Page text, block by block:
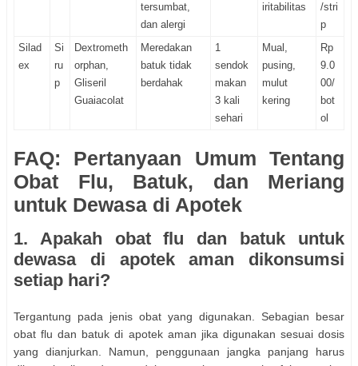
tersumbat,
dan alergi
iritabilitas
/stri
p
Silad
ex
Si
ru
p
Dextrometh
orphan,
Gliseril
Guaiacolat
Meredakan
batuk tidak
berdahak
1
sendok
makan
3 kali
sehari
Mual,
pusing,
mulut
kering
Rp
9.0
00/
bot
ol
FAQ: Pertanyaan Umum Tentang
Obat Flu, Batuk, dan Meriang
untuk Dewasa di Apotek
1. Apakah obat flu dan batuk untuk
dewasa di apotek aman dikonsumsi
setiap hari?
Tergantung pada jenis obat yang digunakan. Sebagian besar
obat flu dan batuk di apotek aman jika digunakan sesuai dosis
yang dianjurkan. Namun, penggunaan jangka panjang harus